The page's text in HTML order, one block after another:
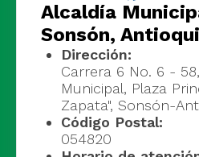
Alcaldía
Sonsón,
Dirección:
Carrera 6 No. 6 -
Municipal, Plaza
Zapata", Sonsón-
Código Postal:
054820